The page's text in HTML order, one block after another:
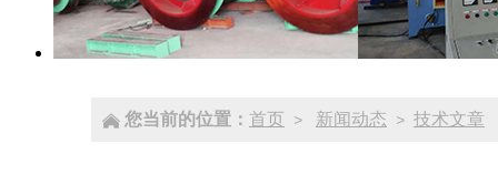
您当前的位置： 首页 > 新闻动态 > 技术文章